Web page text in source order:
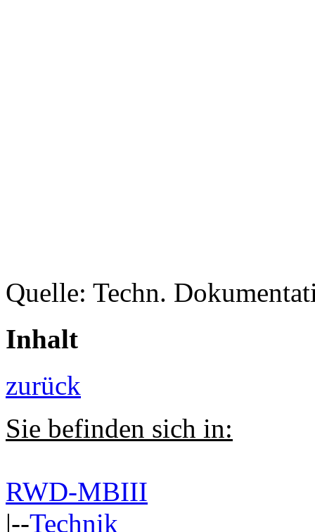
Quelle: Techn.
Inhalt
zurück
Sie befinden sich in:
RWD-MBIII
|--Technik